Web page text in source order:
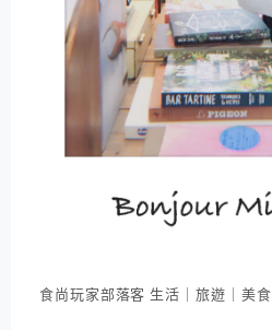
食尚玩家部落客 生活｜旅遊｜美食